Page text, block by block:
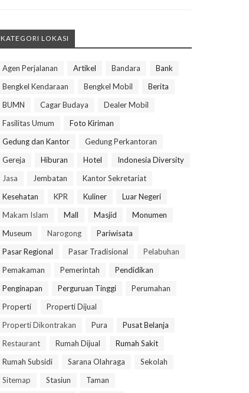
KATEGORI LOKASI
Agen Perjalanan Artikel Bandara
Bank
Bengkel Kendaraan
Bengkel Mobil
Berita
BUMN
Cagar Budaya
Dealer Mobil
Fasilitas Umum
Foto Kiriman
Gedung dan Kantor
Gedung Perkantoran
Gereja
Hiburan Hotel
Indonesia Diversity
Jasa
Jembatan
Kantor Sekretariat
Kesehatan
KPR Kuliner
Luar Negeri
Makam Islam
Mall Masjid
Monumen
Museum
Narogong
Pariwisata
Pasar Regional
Pasar Tradisional
Pelabuhan
Pemakaman
Pemerintah
Pendidikan
Penginapan
Perguruan Tinggi
Perumahan
Properti
Properti Dijual
Properti Dikontrakan
Pura
Pusat Belanja
Restaurant
Rumah Dijual
Rumah Sakit
Rumah Subsidi
Sarana Olahraga
Sekolah
Sitemap
Stasiun
Taman